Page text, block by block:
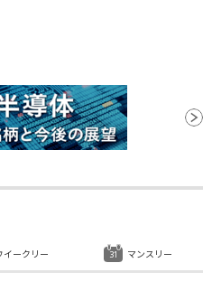
イークリー マンスリー